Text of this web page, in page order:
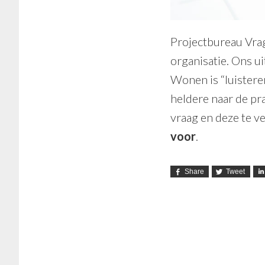
Projectbureau
organisatie. Ons
Wonen is
heldere naar de
vraag en deze te
voor
Share Tweet